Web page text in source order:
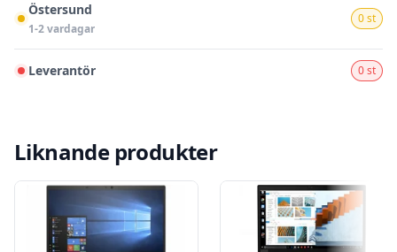
Östersund
1-2 vardagar
0 st
Leverantör 0 st
Liknande produkter